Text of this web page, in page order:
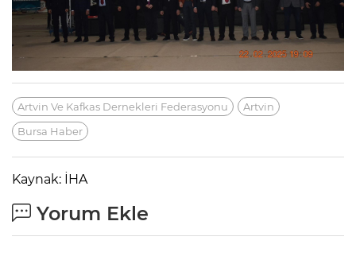
Artvin Ve Kafkas Dernekleri Federasyonu
Artvin
Bursa Haber
Kaynak: İHA
Yorum Ekle